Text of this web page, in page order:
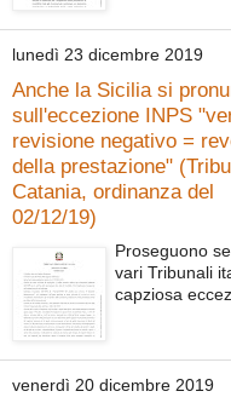
lunedì 23 dicembre 2019
Anche la Sicilia si
sull'eccezione INPS
revisione negativo =
della prestazione"
Catania, ordinanza del
02/12/19)
Proseguono
vari Tribunali
capziosa
venerdì 20 dicembre 2019